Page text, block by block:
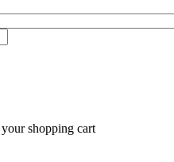
shopping cart